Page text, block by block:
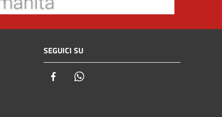
SEGUICI SU
Facebook